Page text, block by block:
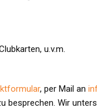
u.v.m.
, per Mail an
Wir